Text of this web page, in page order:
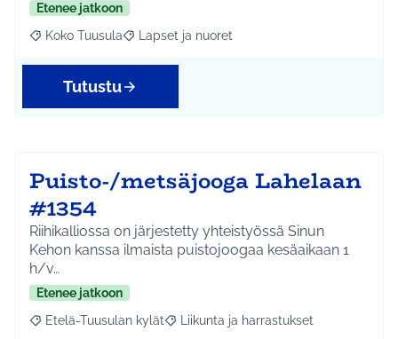
Etenee jatkoon
Rajaa tulokset aihepiirin mukaan: Koko Tuusula
Koko Tuusula Rajaa tulokset teeman mukaan: Lapset ja
Lapset ja nuoret
Tutustu
Puisto-/metsäjooga Lahelaan
#1354
Riihikalliossa on järjestetty yhteistyössä Sinun
Kehon kanssa ilmaista puistojoogaa kesäaikaan 1
h/v…
Etenee jatkoon
Rajaa tulokset aihepiirin mukaan: Etelä-Tuusulan kylät
Etelä-Tuusulan kylät Rajaa tulokset teeman mukaan:
Liikunta ja harrastukset